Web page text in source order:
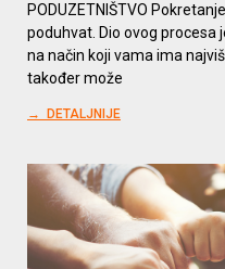
PODUZETNIŠTVO
poduhvat. Dio ovog procesa
na način koji vama ima
također može
→ DETALJNIJE